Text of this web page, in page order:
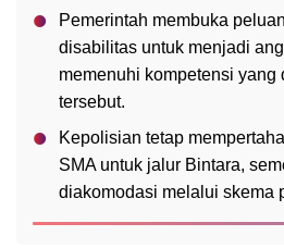
Pemerintah membuka
disabilitas untuk menjadi
memenuhi kompetensi yang
tersebut.
Kepolisian tetap
SMA untuk jalur Bintara,
diakomodasi melalui skema